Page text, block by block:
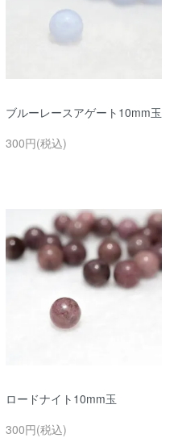
ブルーレースアゲート10mm玉
300円(税込)
ロードナイト10mm玉
300円(税込)